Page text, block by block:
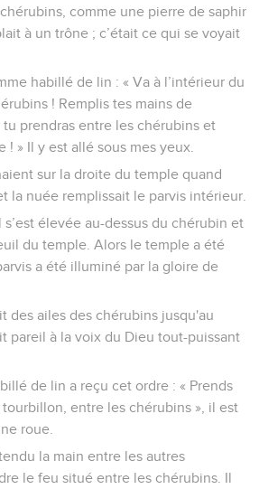
comme une pierre de saphir
à un trône ; c’était ce qui se voyait
habillé de lin : « Va à l’intérieur du
! Remplis tes mains de
prendras entre les chérubins et
! » Il y est allé sous mes yeux.
sur la droite du temple quand
la nuée remplissait le parvis intérieur.
élevée au-dessus du chérubin et
du temple. Alors le temple a été
a été illuminé par la gloire de
des ailes des chérubins jusqu'au
pareil à la voix du Dieu tout-puissant
de lin a reçu cet ordre : « Prends
entre les chérubins », il est
roue.
la main entre les autres
le feu situé entre les chérubins. Il